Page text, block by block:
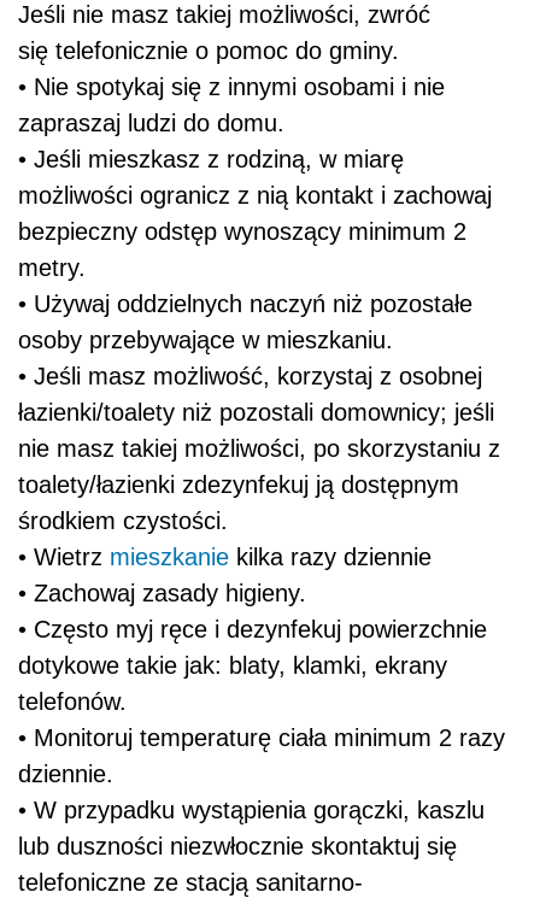
Jeśli nie masz takiej możliwości, zwróć
się telefonicznie o pomoc do gminy.
• Nie spotykaj się z innymi osobami i nie
zapraszaj ludzi do domu.
• Jeśli mieszkasz z rodziną, w miarę
możliwości ogranicz z nią kontakt i zachowaj
bezpieczny odstęp wynoszący minimum 2
metry.
• Używaj oddzielnych naczyń niż pozostałe
osoby przebywające w mieszkaniu.
• Jeśli masz możliwość, korzystaj z osobnej
łazienki/toalety niż pozostali domownicy; jeśli
nie masz takiej możliwości, po skorzystaniu z
toalety/łazienki zdezynfekuj ją dostępnym
środkiem czystości.
• Wietrz mieszkanie kilka razy dziennie
• Zachowaj zasady higieny.
• Często myj ręce i dezynfekuj powierzchnie
dotykowe takie jak: blaty, klamki, ekrany
telefonów.
• Monitoruj temperaturę ciała minimum 2 razy
dziennie.
• W przypadku wystąpienia gorączki, kaszlu
lub duszności niezwłocznie skontaktuj się
telefoniczne ze stacją sanitarno-